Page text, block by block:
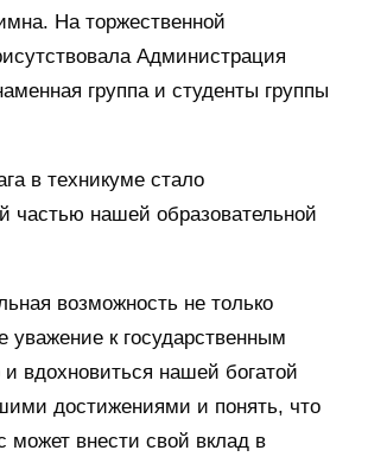
На торжественной
Администрация
группа и студенты группы
в техникуме стало
частью нашей образовательной
возможность не только
уважение к государственным
вдохновиться нашей богатой
достижениями и понять, что
может внести свой вклад в